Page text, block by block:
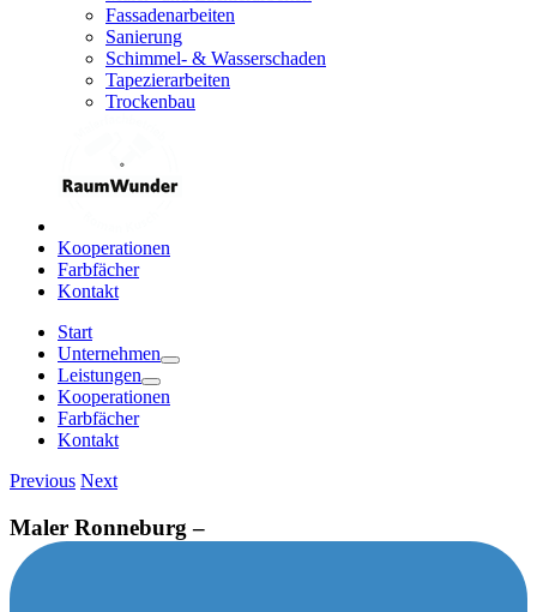
Fassadenarbeiten
Sanierung
Schimmel- & Wasserschaden
Tapezierarbeiten
Trockenbau
Kooperationen
Farbfächer
Kontakt
Start
Unternehmen
Leistungen
Kooperationen
Farbfächer
Kontakt
Previous Next
Maler Ronneburg –